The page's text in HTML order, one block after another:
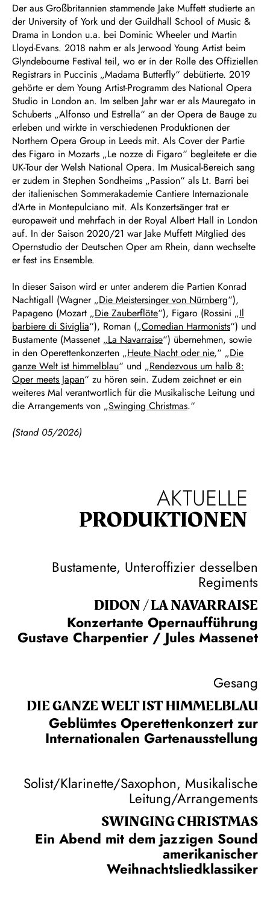
Der aus Großbritannien stammende Jake Muffett studierte an
der University of York und der Guildhall School of Music &
Drama in London u.a. bei Dominic Wheeler und Martin
Lloyd-Evans. 2018 nahm er als Jerwood Young Artist beim
Glyndebourne Festival teil, wo er in der Rolle des Offiziellen
Registrars in Puccinis „Madama Butterfly“ debütierte. 2019
gehörte er dem Young Artist-Programm des National Opera
Studio in London an. Im selben Jahr war er als Mauregato in
Schuberts „Alfonso und Estrella“ an der Opera de Bauge zu
erleben und wirkte in verschiedenen Produktionen der
Northern Opera Group in Leeds mit. Als Cover der Partie
des Figaro in Mozarts „Le nozze di Figaro“ begleitete er die
UK-Tour der Welsh National Opera. Im Musical-Bereich sang
er zudem in Stephen Sondheims „Passion“ als Lt. Barri bei
der italienischen Sommerakademie Cantiere Internazionale
d’Arte in Montepulciano mit. Als Konzertsänger trat er
europaweit und mehrfach in der Royal Albert Hall in London
auf. In der Saison 2020/21 war Jake Muffett Mitglied des
Opernstudio der Deutschen Oper am Rhein, dann wechselte
er fest ins Ensemble.
In dieser Saison wird er unter anderem die Partien Konrad
Nachtigall (Wagner „Die Meistersinger von Nürnberg“),
Papageno (Mozart „Die Zauberflöte“), Figaro (Rossini „Il
barbiere di Siviglia“), Roman („Comedian Harmonists“) und
Bustamente (Massenet „La Navarraise“) übernehmen, sowie
in den Operettenkonzerten „Heute Nacht oder nie,“ „Die
ganze Welt ist himmelblau“ und „Rendezvous um halb 8:
Oper meets Japan“ zu hören sein. Zudem zeichnet er ein
weiteres Mal verantwortlich für die Musikalische Leitung und
die Arrangements von „Swinging Christmas.“
(Stand 05/2026)
AKTUELLE
PRODUKTIONEN
Bustamente, Unteroffizier desselben
Regiments
DIDON / LA NAVAR­RAISE
Konzertante Opernaufführung
Gustave Charpentier / Jules Massenet
Gesang
DIE GANZE WELT IST HIMMEL­BLAU
Geblümtes Operettenkonzert zur
Internationalen Gartenausstellung
Solist/Klarinette/Saxophon, Musikalische
Leitung/Arrangements
SWINGING CHRIST­MAS
Ein Abend mit dem jazzigen Sound
amerikanischer
Weihnachtsliedklassiker